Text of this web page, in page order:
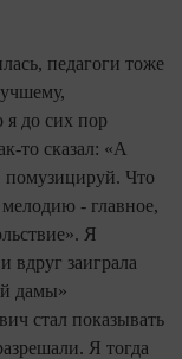
педагоги тоже
до сих пор
сказал: «А
помузицируй. Что
- глав­ное,
Я
вдруг заиграла
дамы»
стал показывать
Я тогда